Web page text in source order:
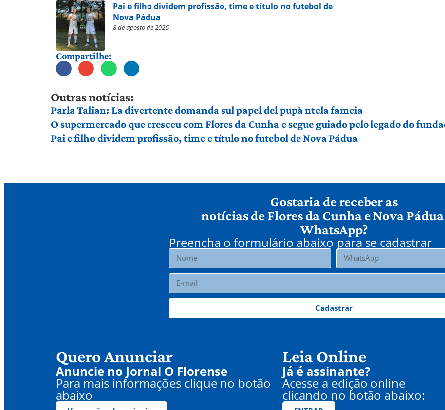
Pai e filho dividem profissão, time e título no futebol de
Nova Pádua
8 de agosto de 2026
Compartilhe:
Outras notícias:
Parla Talian: La divertente domanda sul papel del pupà ntela fameia
O supermercado que cresceu com Flores da Cunha e segue guiado pelo legado do
Pai e filho dividem profissão, time e título no futebol de Nova Pádua
Gostaria de receber as
notícias de Flores da Cunha e Nova
WhatsApp?
Preencha o formulário abaixo para se cadastrar
Cadastrar
Quero Anunciar
Anuncie no Jornal O Florense
Para mais informações clique no botão
abaixo
Leia Online
Já é assinante?
Acesse a edição online
clicando no botão abaixo: